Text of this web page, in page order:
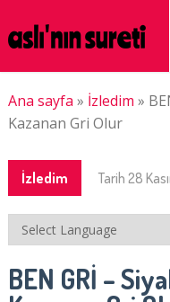
Ana sayfa » İzledim »
Kazanan Gri Olur
İzledim Tarih 28
BEN GRİ –